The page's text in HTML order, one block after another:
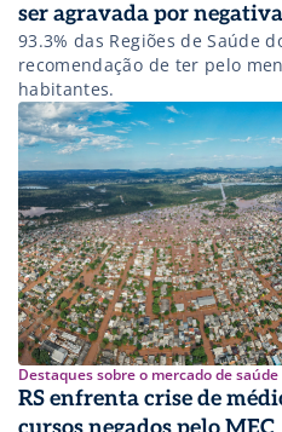
ser agravada por
93.3% das Regiões de Saúde
recomendação de ter pelo
habitantes.
Destaques sobre o mercado de saúde
RS enfrenta crise de